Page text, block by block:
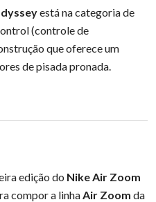
está na categoria de
(controle de
que oferece um
de pisada pronada.
edição do Nike Air Zoom
compor a linhaAir Zoom da